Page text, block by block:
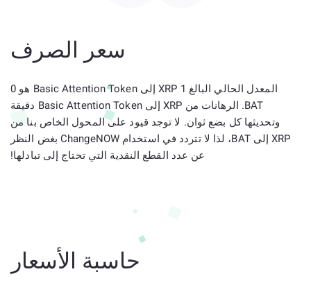
سعر الصرف
المعدل الحالي البالغ 1 XRP إلى Basic Attention Token هو 0
BAT. الرهانات من XRP إلى Basic Attention Token دقيقة
وتحديثها كل بضع ثوان. لا توجد قيود على المحول الخاص بنا من
XRP إلى BAT، لذا لا تتردد في استخدام ChangeNOW بغض النظر
عن عدد القطع النقدية التي تحتاج إلى تبادلها!
حاسبة الأسعار